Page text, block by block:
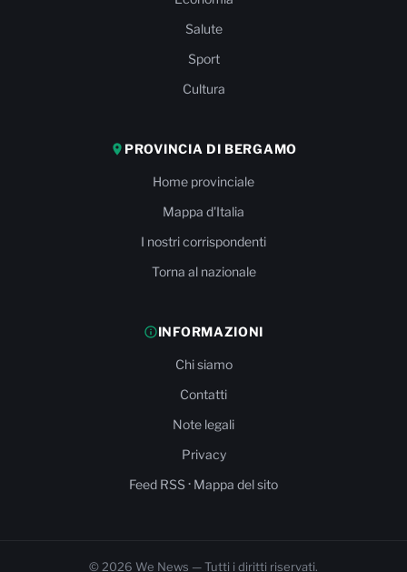
Salute
Sport
Cultura
PROVINCIA DI BERGAMO
Home provinciale
Mappa d'Italia
I nostri corrispondenti
Torna al nazionale
INFORMAZIONI
Chi siamo
Contatti
Note legali
Privacy
Feed RSS· Mappa del sito
© 2026 We News — Tutti i diritti riservati.